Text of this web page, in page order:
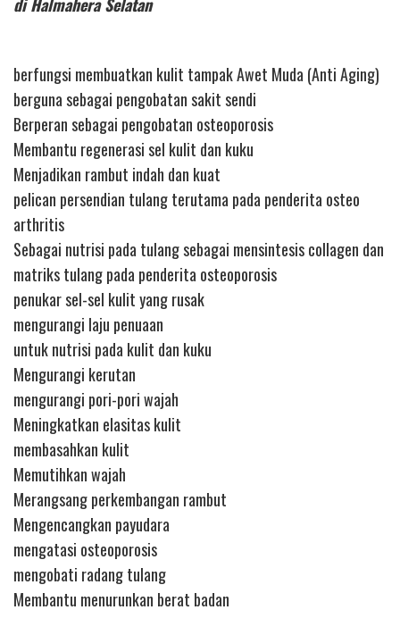
berfungsi membuatkan kulit tampak Awet Muda (Anti Aging)
berguna sebagai pengobatan sakit sendi
Berperan sebagai pengobatan osteoporosis
Membantu regenerasi sel kulit dan kuku
Menjadikan rambut indah dan kuat
pelican persendian tulang terutama pada penderita osteo
arthritis
Sebagai nutrisi pada tulang sebagai mensintesis collagen dan
matriks tulang pada penderita osteoporosis
penukar sel-sel kulit yang rusak
mengurangi laju penuaan
untuk nutrisi pada kulit dan kuku
Mengurangi kerutan
mengurangi pori-pori wajah
Meningkatkan elasitas kulit
membasahkan kulit
Memutihkan wajah
Merangsang perkembangan rambut
Mengencangkan payudara
mengatasi osteoporosis
mengobati radang tulang
Membantu menurunkan berat badan